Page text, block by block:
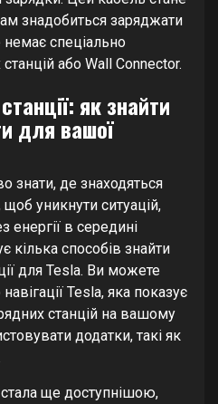
знадобиться заряджати
немає спеціально
або Wall Connector.
як знайти
для вашої
де знаходяться
щоб уникнути ситуацій,
енергії в середині
кілька способів знайти
для Tesla. Ви можете
Tesla, яка показує
станцій на вашому
додатки, такі як
стала ще доступнішою,